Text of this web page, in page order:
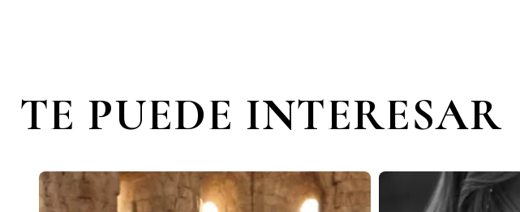
TE PUEDE INTERESAR